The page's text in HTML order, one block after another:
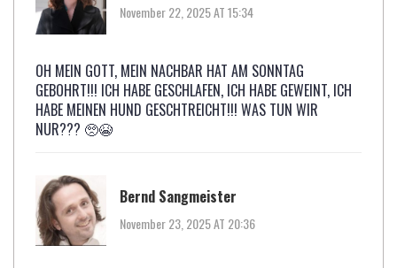
November 22, 2025 AT 15:34
OH MEIN GOTT, MEIN NACHBAR HAT AM SONNTAG
GEBOHRT!!! ICH HABE GESCHLAFEN, ICH HABE GEWEINT, ICH
HABE MEINEN HUND GESCHTREICHT!!! WAS TUN WIR
NUR??? 🥺😭
Bernd Sangmeister
November 23, 2025 AT 20:36